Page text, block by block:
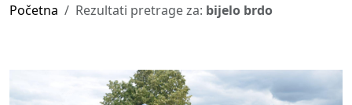
Početna Rezultati pretrage za: bijelo brdo